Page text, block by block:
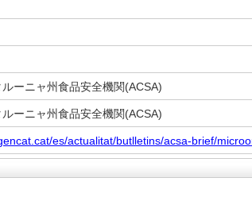
ーニャ州食品安全機関(ACSA)
ーニャ州食品安全機関(ACSA)
es/actualitat/butlletins/acsa-brief/